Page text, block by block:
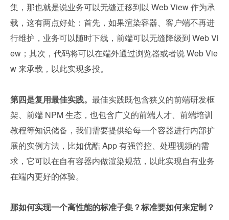
集，那也就是说业务可以无缝迁移到以 Web View 作为承
载，这有两点好处：首先，如果渲染容器、客户端不再进
行维护，业务可以随时下线，前端可以无缝降级到 Web Vi
ew；其次，代码将可以在端外通过浏览器或者说 Web Vie
w 来承载，以此实现多投。
第四是复用最佳实践。 最佳实践既包含狭义的前端研发框
架、前端 NPM 生态，也包含广义的前端人才、前端培训
教程等知识储备，我们需要提供给每一个容器进行内部扩
展的实例方法，比如优酷 App 有强管控、处理视频的需
求，它可以在自有容器内做渲染规范，以此实现自有业务
在端内更好的体验。
那如何实现一个高性能的标准子集？标准要如何来定制？